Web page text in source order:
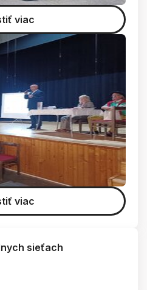
viac
viac
sieťach